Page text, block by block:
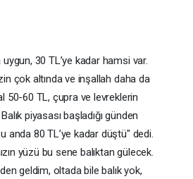
30 TL’ye kadar hamsi var.
çok altında ve inşallah daha da
50-60 TL, çupra ve levreklerin
piyasası başladığı günden
anda 80 TL’ye kadar düştü" dedi.
yüzü bu sene balıktan gülecek.
geldim, oltada bile balık yok,